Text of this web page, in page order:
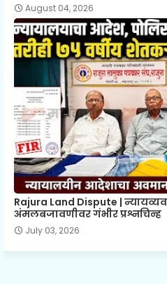
August 04, 2026
Rajura Land Dispute |
अंमलबजावणीवर गंभीर प्रश्नचिन्ह
July 03, 2026